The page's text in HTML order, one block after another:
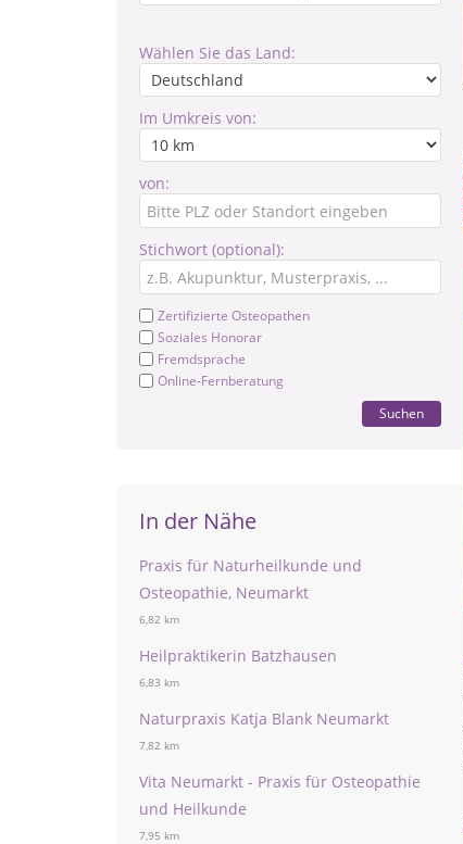
Wählen Sie das Land:
Im Umkreis von:
von:
Stichwort (optional):
Zertifizierte Osteopathen
Soziales Honorar
Fremdsprache
Online-Fernberatung
Suchen
In der Nähe
Praxis für Naturheilkunde und
Osteopathie, Neumarkt
6,82 km
Heilpraktikerin Batzhausen
6,83 km
Naturpraxis Katja Blank Neumarkt
7,82 km
Vita Neumarkt - Praxis für Osteopathie
und Heilkunde
7,95 km